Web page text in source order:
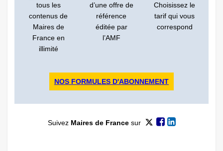
tous les
contenus de
Maires de
France en
illimité
d’une offre de
référence
éditée par
l’AMF
Choisissez le
tarif qui vous
correspond
NOS FORMULES D'ABONNEMENT
Suivez Maires de Francesur